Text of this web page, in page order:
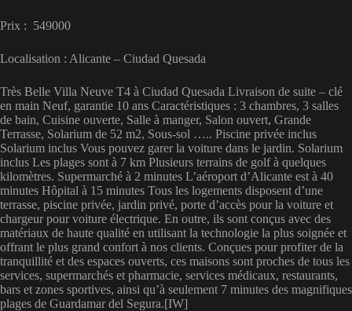
Prix : 549000
Localisation : Alicante – Ciudad Quesada
Très Belle Villa Neuve T4 à Ciudad Quesada Livraison de suite – clé
en main Neuf, garantie 10 ans Caractéristiques : 3 chambres, 3 salles
de bain, Cuisine ouverte, Salle à manger, Salon ouvert, Grande
Terrasse, Solarium de 52 m2, Sous-sol ….. Piscine privée inclus
Solarium inclus Vous pouvez garer la voiture dans le jardin. Solarium
inclus Les plages sont à 7 km Plusieurs terrains de golf à quelques
kilomètres. Supermarché à 2 minutes L’aéroport d’Alicante est à 40
minutes Hôpital à 15 minutes Tous les logements disposent d’une
terrasse, piscine privée, jardin privé, porte d’accès pour la voiture et
chargeur pour voiture électrique. En outre, ils sont conçus avec des
matériaux de haute qualité en utilisant la technologie la plus soignée et
offrant le plus grand confort à nos clients. Conçues pour profiter de la
tranquillité et des espaces ouverts, ces maisons sont proches de tous les
services, supermarchés et pharmacie, services médicaux, restaurants,
bars et zones sportives, ainsi qu’à seulement 7 minutes des magnifiques
plages de Guardamar del Segura.[IW]